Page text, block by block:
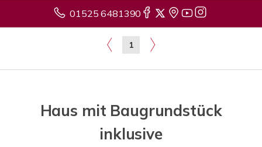
01525 6481390
1
Haus mit Baugrundstück
inklusive